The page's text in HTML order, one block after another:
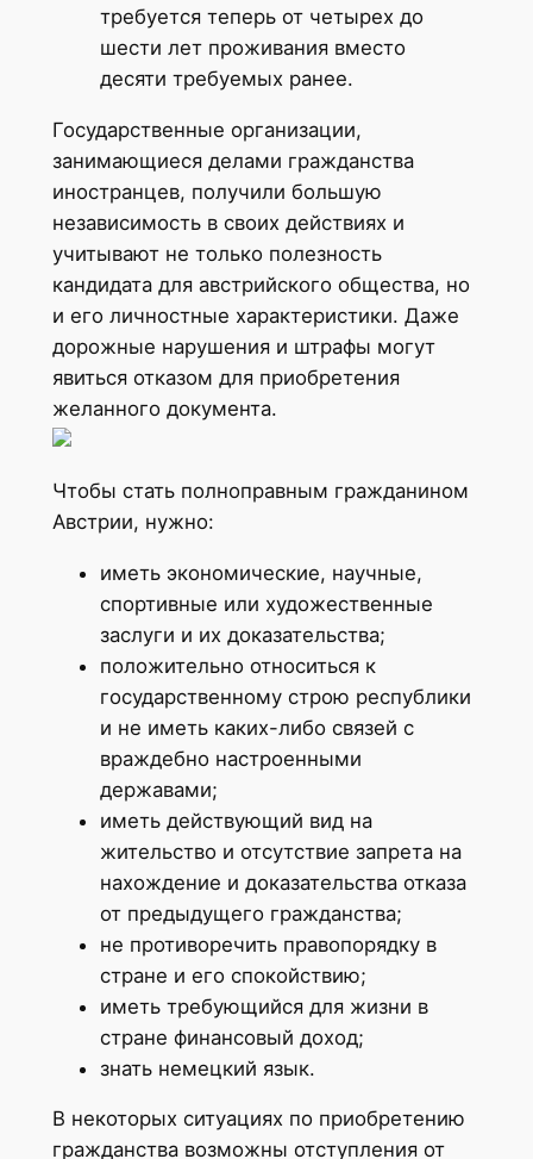
требуется теперь от четырех до
шести лет проживания вместо
десяти требуемых ранее.
Государственные организации,
занимающиеся делами гражданства
иностранцев, получили большую
независимость в своих действиях и
учитывают не только полезность
кандидата для австрийского общества, но
и его личностные характеристики. Даже
дорожные нарушения и штрафы могут
явиться отказом для приобретения
желанного документа.
Чтобы стать полноправным гражданином
Австрии, нужно:
иметь экономические, научные,
спортивные или художественные
заслуги и их доказательства;
положительно относиться к
государственному строю республики
и не иметь каких-либо связей с
враждебно настроенными
державами;
иметь действующий вид на
жительство и отсутствие запрета на
нахождение и доказательства отказа
от предыдущего гражданства;
не противоречить правопорядку в
стране и его спокойствию;
иметь требующийся для жизни в
стране финансовый доход;
знать немецкий язык.
В некоторых ситуациях по приобретению
гражданства возможны отступления от